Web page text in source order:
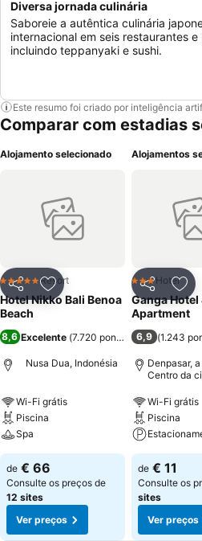
Diversa jornada culinária
Saboreie a autêntica culinária
internacional em seis restaurantes
incluindo teppanyaki e sushi.
Este resumo foi criado por inteligência
Comparar com estadias
Alojamento selecionado
PartilharAdicionar aos favoritos
5 EstrelasResort
Hotel Nikko Bali Benoa
Beach
8,6 Excelente (7.720 pontuações)
Nusa Dua, Indonésia
Wi-Fi grátis
Piscina
Spa
de € 66
Consulte os preços de
12 sites
Ver preços
Alojamentos
Partilhar
3 Estrelas
Hotel
Ganga Hotel
Apartment
6,9 (1.243
Denpasar,
Centro da
Wi-Fi grátis
Piscina
de € 11
Consulte os
sites
Ver preços